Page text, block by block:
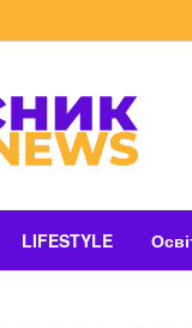
LIFESTYLE